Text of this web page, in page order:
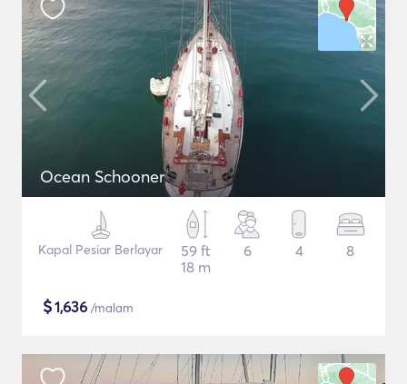
Ocean Schooner
Kapal Pesiar Berlayar
59 ft
18 m
6 4 8
$1,636 /malam